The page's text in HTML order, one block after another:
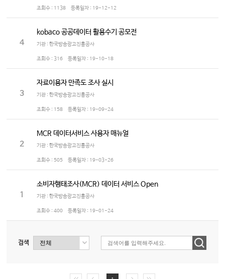
조회수 : 1138 등록일자 : 19-12-12
4
kobaco 공공데이터 활용수기 공모전
기관 : 한국방송광고진흥공사
조회수 : 316 등록일자 : 19-10-18
3
자료이용자 만족도 조사 실시
기관 : 한국방송광고진흥공사
조회수 : 158 등록일자 : 19-09-24
2
MCR 데이터서비스 사용자 매뉴얼
기관 : 한국방송광고진흥공사
조회수 : 505 등록일자 : 19-03-26
1
소비자행태조사(MCR) 데이터 서비스 Open
기관 : 한국방송광고진흥공사
조회수 : 400 등록일자 : 19-01-24
검색